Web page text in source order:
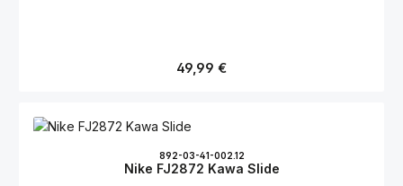
Regulärer Preis:
49,99 €
892-03-41-002.12
Nike FJ2872 Kawa Slide